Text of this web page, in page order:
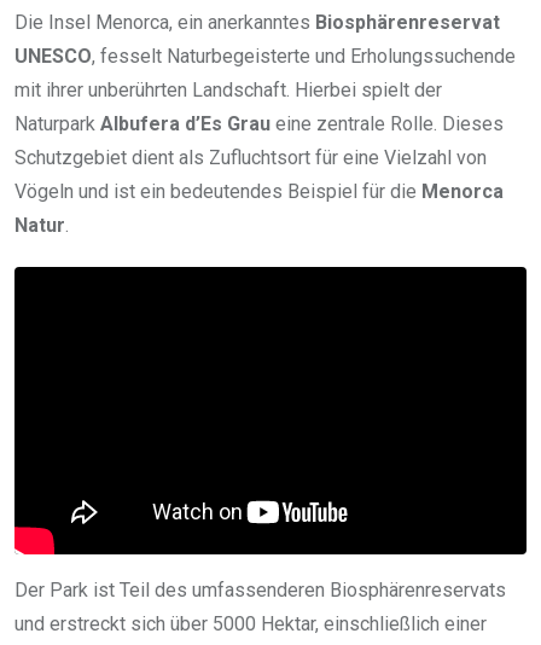
Die Insel Menorca, ein anerkanntes Biosphärenreservat
UNESCO, fesselt Naturbegeisterte und Erholungssuchende
mit ihrer unberührten Landschaft. Hierbei spielt der
Naturpark Albufera d’Es Grau eine zentrale Rolle. Dieses
Schutzgebiet dient als Zufluchtsort für eine Vielzahl von
Vögeln und ist ein bedeutendes Beispiel für die Menorca
Natur.
Der Park ist Teil des umfassenderen Biosphärenreservats
und erstreckt sich über 5000 Hektar, einschließlich einer